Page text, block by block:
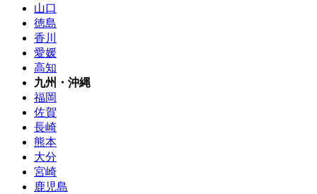
山口
徳島
香川
愛媛
高知
九州・沖縄
福岡
佐賀
長崎
熊本
大分
宮崎
鹿児島